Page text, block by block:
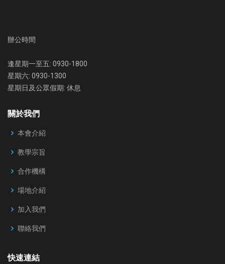
辦公時間
逢星期一至五: 0930-1800
星期六: 0930-1300
星期日及公眾假期: 休息
關於我們
本會介紹
教學宗旨
合作機構
場地介紹
加入我們
聯絡我們
快速連結